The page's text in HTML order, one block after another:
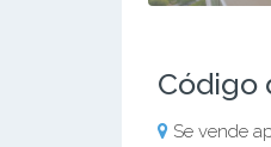
Código
Se vende